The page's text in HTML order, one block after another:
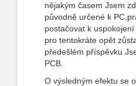
nějakým časem Jsem
původně určené k
postačovat k
pro tentokráte opět
předešlém příspěvku
PCB.
O výsledným efektu se